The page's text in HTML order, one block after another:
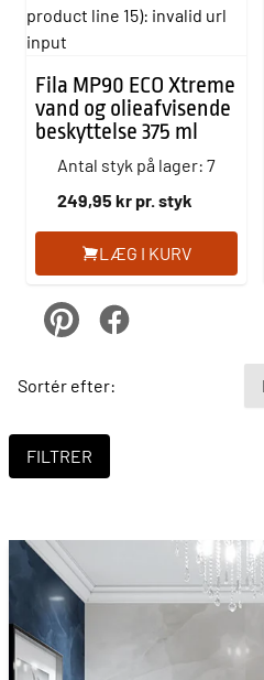
Sortér efter:
product line 15): invalid url
input
Fila MP90 ECO Xtreme
vand og olieafvisende
beskyttelse 375 ml
Antal styk på lager: 7
249,95 kr pr. styk
LÆG I KURV
pinterestFacebook